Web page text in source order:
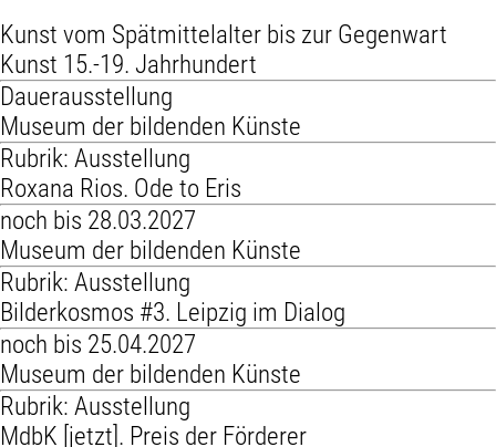
Kunst vom Spätmittelalter bis zur Gegenwart
Kunst 15.-19. Jahrhundert
Dauerausstellung
Museum der bildenden Künste
Rubrik: Ausstellung
Roxana Rios. Ode to Eris
noch bis 28.03.2027
Museum der bildenden Künste
Rubrik: Ausstellung
Bilderkosmos #3. Leipzig im Dialog
noch bis 25.04.2027
Museum der bildenden Künste
Rubrik: Ausstellung
MdbK [jetzt]. Preis der Förderer